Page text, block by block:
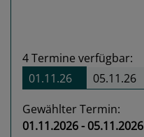
4Termine verfügbar:
01.11.26
05.11.26
Gewählter Termin:
01.11.2026 - 05.11.2026